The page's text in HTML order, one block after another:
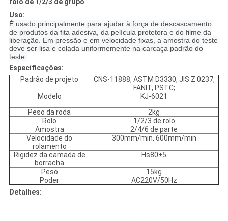
rolo de 1/2/3 de grupo
Uso:
É usado principalmente para ajudar à força de descascamento
de produtos da fita adesiva, da película protetora e do filme da
liberação. Em pressão e em velocidade fixas, a amostra do teste
deve ser lisa e colada uniformemente na carcaça padrão do
teste.
Especificações:
Padrão de projeto
CNS-11888, ASTM D3330, JIS Z 0237,
FANIT, PSTC;
Modelo
KJ-6021
Peso da roda
2kg
Rolo
1/2/3 de rolo
Amostra
2/4/6 de parte
Velocidade do
rolamento
300mm/min, 600mm/min
Rigidez da camada de
borracha
Hs80±5
Peso
15kg
Poder
AC220V/50Hz
Detalhes: